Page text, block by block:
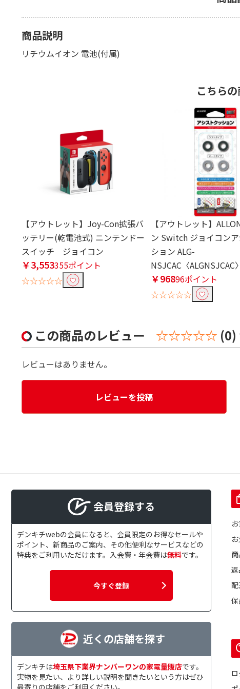
商品説明
リチウムイオン 電池(付属)
こちら
【アウトレット】Joy-Con拡張バ
ッテリー(乾電池式) ニンテンドー
スイッチ ジョイコン
￥3,553355ポイント
☆☆☆☆☆
【アウトレット】
ン Switch ジョイコン
ション ALG-
NSJCAC〈ALGNSJCAC〉
￥96896ポイント
☆☆☆☆☆
この商品のレビュー ☆☆☆☆☆ (0)
レビューはありません。
レビューを投稿
会員登録する
デンキチwebの会員になると、会員限定のお得なセールや
ポイント、新商品のご案内、その他便利なサービスなどの
特典をご利用いただけます。入会費・年会費は無料です。
今すぐ登録
近くの店舗を探す
デンキチは埼玉県下業界ナンバーワンの家電量販店です。
実物を見たい、より詳しい説明を聞きたいという方はぜひ
最寄りの店舗をご利用ください。